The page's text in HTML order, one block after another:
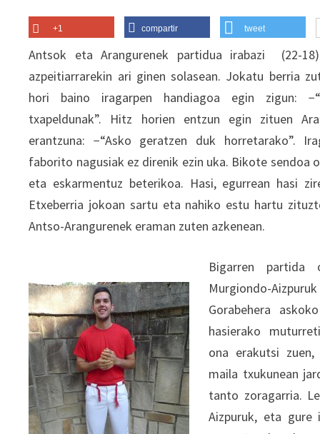
+1 compartir tweet
Antsok eta Arangurenek partidua irabazi (22-
azpeitiarrarekin ari ginen solasean. Jokatu berria
hori baino iragarpen handiagoa egin zigun:
txapeldunak”. Hitz horien entzun egin zituen
erantzuna: −“Asko geratzen duk horretarako”.
faborito nagusiak ez direnik ezin uka. Bikote sendoa
eta eskarmentuz beterikoa. Hasi, egurrean hasi
Etxeberria jokoan sartu eta nahiko estu hartu
Antso-Arangurenek eraman zuten azkenean.
Bigarren partida
Murgiondo-
Gorabehera
hasierako
ona erakutsi
maila txukunean
tanto zoragarria.
Aizpuruk, eta gure